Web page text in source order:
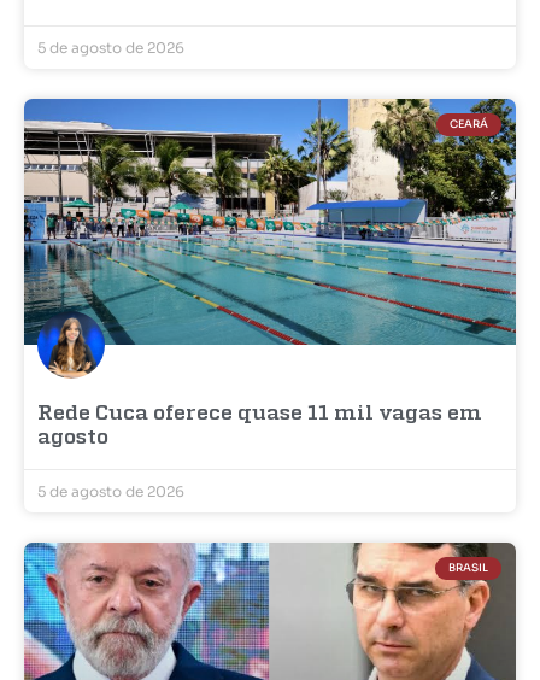
5 de agosto de 2026
CEARÁ
Rede Cuca oferece quase 11 mil vagas em
agosto
5 de agosto de 2026
BRASIL